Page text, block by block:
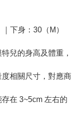
下身：30（M）
兒的身高及體重，
相關尺寸，對應商
在 3~5cm 左右的